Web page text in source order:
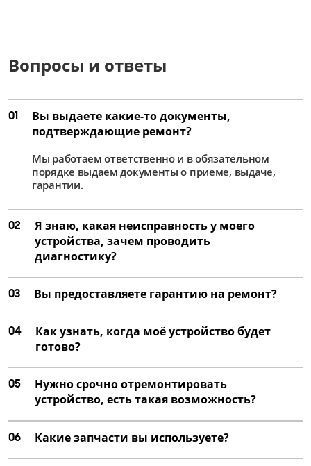
Вопросы и ответы
01
Вы выдаете какие-то документы,
подтверждающие ремонт?
Мы работаем ответственно и в обязательном
порядке выдаем документы о приеме, выдаче,
гарантии.
02
Я знаю, какая неисправность у моего
устройства, зачем проводить
диагностику?
03 Вы предоставляете гарантию на ремонт?
04
Как узнать, когда моё устройство будет
готово?
05
Нужно срочно отремонтировать
устройство, есть такая возможность?
06 Какие запчасти вы используете?